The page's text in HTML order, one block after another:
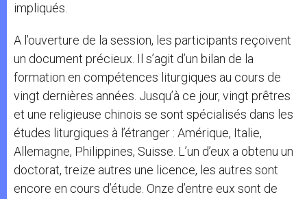
impliqués.
A l’ouverture de la session, les participants reçoivent
un document précieux. Il s’agit d’un bilan de la
formation en compétences liturgiques au cours de
vingt dernières années. Jusqu’à ce jour, vingt prêtres
et une religieuse chinois se sont spécialisés dans les
études liturgiques à l’étranger : Amérique, Italie,
Allemagne, Philippines, Suisse. L’un d’eux a obtenu un
doctorat, treize autres une licence, les autres sont
encore en cours d’étude. Onze d’entre eux sont de